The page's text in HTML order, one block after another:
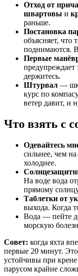
Отход от
швартовы и
раньше.
Постановка
объясняет, что
поднимаются.
Первые
предупреждает
держитесь.
Штурвал —
курс по
ветер давит, и
Что взять с
Одевайтесь
сильнее, чем
холоднее.
На воде вода
прямому
Таблетки от
выхода. Когда
Вода — пейте
морскую
Совет: когда яхта
первые 20 минут.
устойчивы при крене
парусом крайне